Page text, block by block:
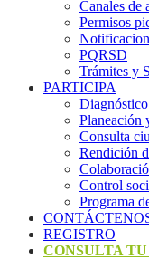
Canales de
Permisos
PQRSD
Trámites y
PARTICIPA
Planeación
Consulta
Rendición
Control
Programa
REGISTRO
CONSULTA